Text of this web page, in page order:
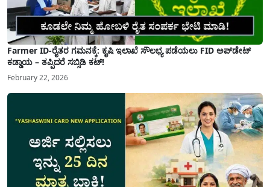
Farmer ID-ರೈತರ ಗಮನಕ್ಕೆ: ಕೃಷಿ ಇಲಾಖೆ ಸೌಲಭ್ಯ ಪಡೆಯಲು FID ಅಪ್‌ಡೇಟ್
ಕಡ್ಡಾಯ – ತಪ್ಪಿದರೆ ಸಬ್ಸಿಡಿ ಕಟ್!
February 22, 2026